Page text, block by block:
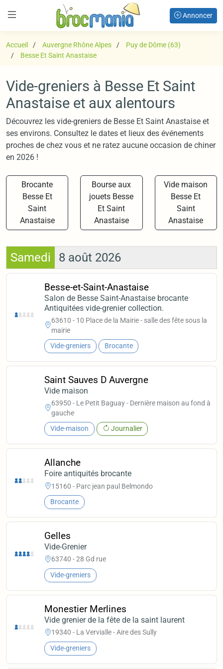
Annoncer
Accueil Auvergne Rhône Alpes
Puy de Dôme (63)
Besse Et Saint Anastaise
Vide-greniers à Besse Et Saint
Anastaise et aux alentours
Découvrez les vide-greniers de Besse Et Saint Anastaise et
ses environs. Consultez le dates et lieux des événements
proches de chez vous et ne ratez aucune occasion de chiner
en 2026 !
Brocante
Besse Et
Saint
Anastaise
Bourse aux
jouets Besse
Et Saint
Anastaise
Vide maison
Besse Et
Saint
Anastaise
Samedi 8 août 2026
Besse-et-Saint-Anastaise
Salon de Besse Saint-Anastaise brocante
Antiquitées vide-grenier collection.
63610 - 10 Place de la Mairie - salle des fête sous la
mairie
Vide-greniers Brocante
Saint Sauves D Auvergne
Vide maison
63950 - Le Petit Baguay - Dernière maison au fond à
gauche
Vide-maison Journalier
Allanche
Foire antiquités brocante
15160 - Parc jean paul Belmondo
Brocante
Gelles
Vide-Grenier
63740 - 28 Gd rue
Vide-greniers
Monestier Merlines
Vide grenier de la fête de la saint laurent
19340 - La Vervialle - Aire des Sully
Vide-greniers